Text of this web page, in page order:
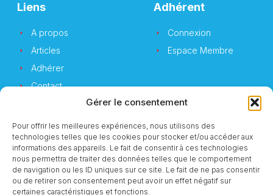
Gérer le consentement
Pour offrir les meilleures expériences, nous utilisons des
technologies telles que les cookies pour stocker et/ou accéder aux
informations des appareils. Le fait de consentir à ces technologies
nous permettra de traiter des données telles que le comportement
de navigation ou les ID uniques sur ce site. Le fait de ne pas consentir
ou de retirer son consentement peut avoir un effet négatif sur
certaines caractéristiques et fonctions.
Liens
A propos
Articles
Adhérer
Contact
Adhérent
Connexion
Espace Membre
Newsletter
Vous souhaitez suivre notre actualité ?